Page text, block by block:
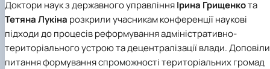
Доктори наук з державного управлінняІрина Грищенкота
Тетяна Лукіна розкрили учасникам конференції наукові
підходи до процесів реформування адміністративно-
територіального устрою та децентралізації влади. Доповіли
питання формування спроможності територіальних громад